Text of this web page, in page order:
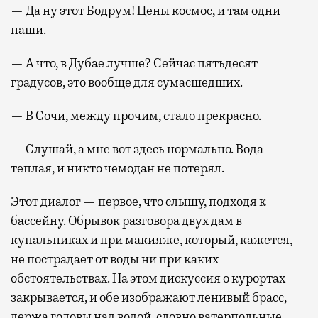
— Да ну этот Бодрум! Цены космос, и там одни
наши.
— А что, в Дубае лучше? Сейчас пятьдесят
градусов, это вообще для сумасшедших.
— В Сочи, между прочим, стало прекрасно.
— Слушай, а мне вот здесь нормально. Вода
теплая, и никто чемодан не потерял.
Этот диалог — первое, что слышу, подходя к
бассейну. Обрывок разговора двух дам в
купальниках и при макияже, который, кажется,
не пострадает от воды ни при каких
обстоятельствах. На этом дискуссия о курортах
закрывается, и обе изображают ленивый брасс,